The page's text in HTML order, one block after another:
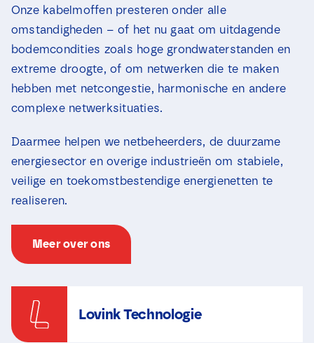
Onze kabelmoffen presteren onder alle
omstandigheden – of het nu gaat om uitdagende
bodemcondities zoals hoge grondwaterstanden en
extreme droogte, of om netwerken die te maken
hebben met netcongestie, harmonische en andere
complexe netwerksituaties.
Daarmee helpen we netbeheerders, de duurzame
energiesector en overige industrieën om stabiele,
veilige en toekomstbestendige energienetten te
realiseren.
Meer over ons
Lovink Technologie